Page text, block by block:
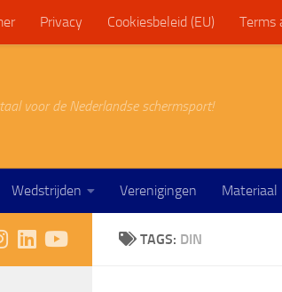
Privacy Cookiesbeleid (EU) Terms
voor de Nederlandse schermsport!
Wedstrijden Verenigingen Materiaal
TAGS: DIN